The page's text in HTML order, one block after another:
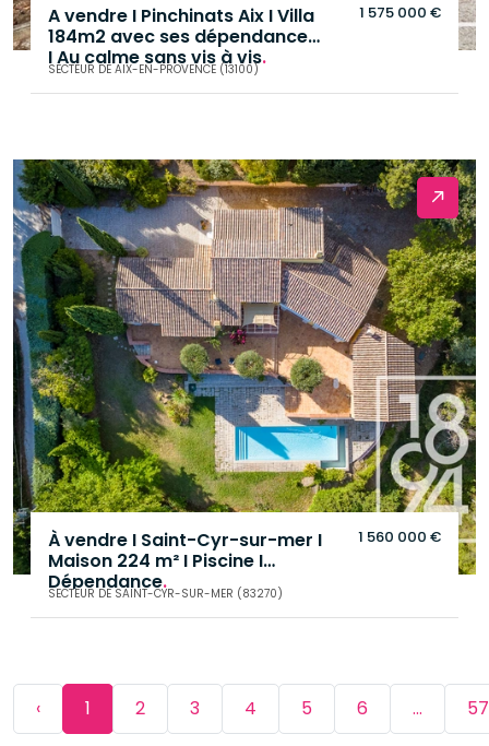
A vendre I Pinchinats Aix I Villa
184m2 avec ses dépendances
I Au calme sans vis à vis.
SECTEUR DE AIX-EN-PROVENCE (13100)
1 575 000 €
À vendre I Saint-Cyr-sur-mer I
Maison 224 m² I Piscine I
Dépendance.
SECTEUR DE SAINT-CYR-SUR-MER (83270)
1 560 000 €
‹ 1 2 3 4 5 6 ... 57